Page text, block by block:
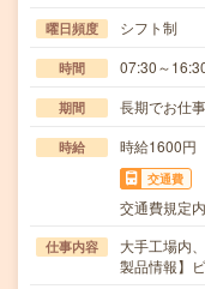
曜日頻度 シフト制
時間 07:30～
期間 長期でお仕
時給 時給1600円
交通費
交通費規定
仕事内容
大手工場内
製品情報】